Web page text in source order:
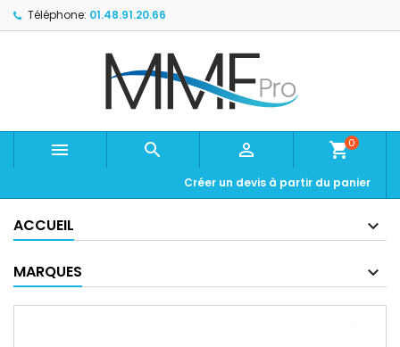
Téléphone: 01.48.91.20.66
   shopping_cart0
Créer un devis à partir du panier
ACCUEIL
MARQUES